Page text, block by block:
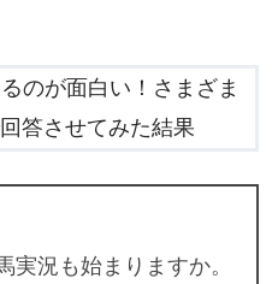
実況も始まりますか。